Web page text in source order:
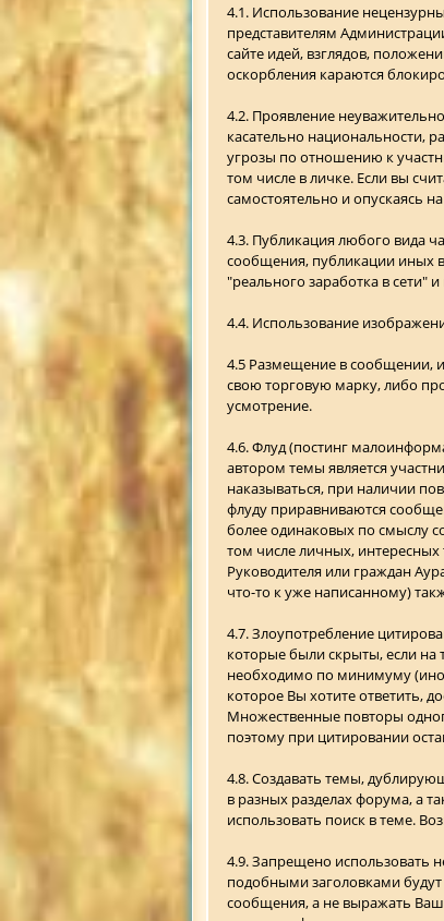
4.1. Использование
представителям
сайте идей, взглядов,
оскорбления караются
4.2. Проявление
касательно национальности,
угрозы по отношению к
том числе в личке. Если вы
самостоятельно и опускаясь
4.3. Публикация любого вида
сообщения, публикации иных
"реального заработка в
4.4. Использование
4.5 Размещение в сообщении,
свою торговую марку, либо
усмотрение.
4.6. Флуд (постинг
автором темы является
наказываться, при наличии
флуду приравниваются
более одинаковых по смыслу
том числе личных,
Руководителя или граждан
что-то к уже написанному)
4.7. Злоупотребление
которые были скрыты, если на
необходимо по минимуму
которое Вы хотите ответить,
Множественные повторы
поэтому при цитировании
4.8. Создавать темы,
в разных разделах форума, а
использовать поиск в теме.
4.9. Запрещено использовать
подобными заголовками
сообщения, а не выражать